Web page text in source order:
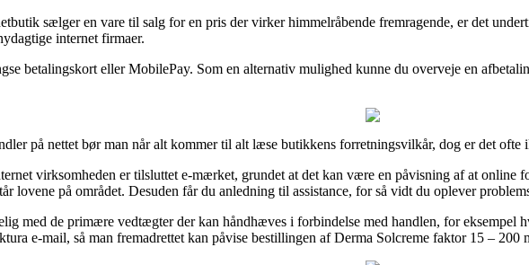
sælger en vare til salg for en pris der virker himmelråbende fremragende, er det
internet firmaer.
betalingskort eller MobilePay. Som en alternativ mulighed kunne du overveje en
på nettet bør man når alt kommer til alt læse butikkens forretningsvilkår, dog er det ofte
virksomheden er tilsluttet e-mærket, grundet at det kan være en påvisning af at online
lovene på området. Desuden får du anledning til assistance, for så vidt du oplever
med de primære vedtægter der kan håndhæves i forbindelse med handlen, for eksempel
e-mail, så man fremadrettet kan påvise bestillingen af Derma Solcreme faktor 15 –